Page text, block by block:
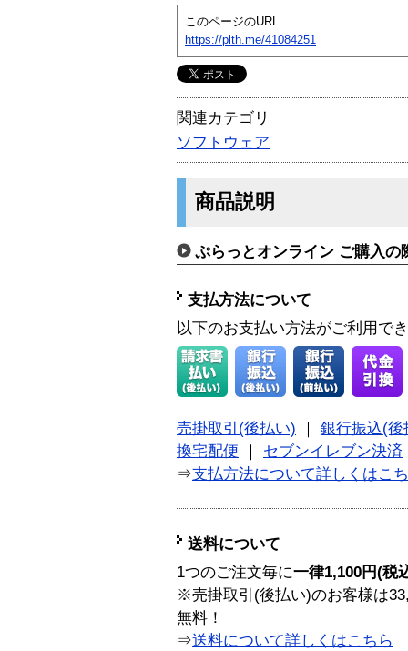
このページのURL
https://plth.me/41084251
関連カテゴリ
ソフトウェア
商品説明
ぷらっとオンライン ご購入の
支払方法について
以下のお支払い方法がご利用で
売掛取引(後払い)
銀行振込(後
換宅配便
セブンイレブン決済
⇒支払方法について詳しくはこ
送料について
1つのご注文毎に一律1,100円(税
※売掛取引(後払い)のお客様は
無料！
⇒送料について詳しくはこちら